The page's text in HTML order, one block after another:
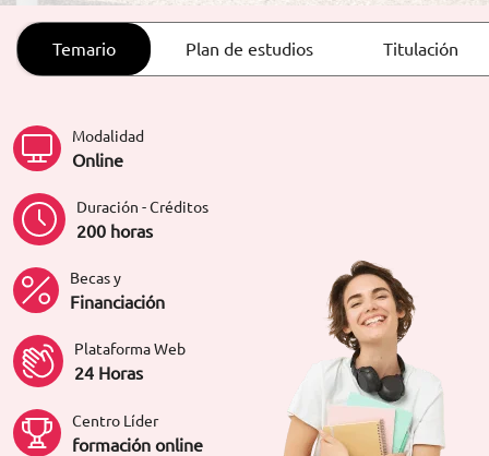
Temario Plan de estudios Titulación
Modalidad
Online
Duración - Créditos
200 horas
Becas y
Financiación
Plataforma Web
24 Horas
Centro Líder
formación online